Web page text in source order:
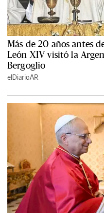
Más de 20 años antes
León XIV visitó la
Bergoglio
elDiarioAR